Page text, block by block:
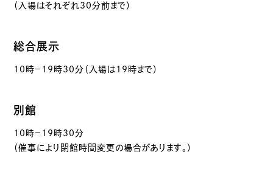
（入場はそれぞれ30分前まで）
総合展示
10時－19時30分（入場は19時まで）
別館
10時－19時30分
（催事により閉館時間変更の場合があります。）